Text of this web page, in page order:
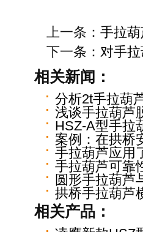
上一条： 手拉
下一条： 对手
相关新闻：
分析2t手拉葫
浅谈手拉葫芦
HSZ-A型手拉
案例：在拱桥
手拉葫芦应用
手拉葫芦可靠
圆形手拉葫芦
拱桥手拉葫芦
相关产品：